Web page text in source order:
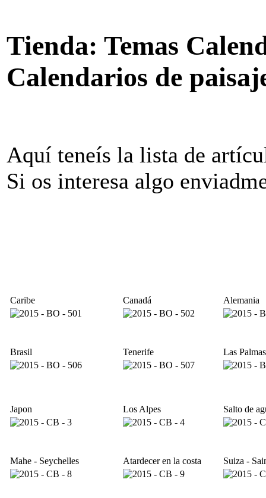
Tienda: Temas
Calendarios de
Aquí teneís la lista de
Si os interesa algo
Caribe Canadá Alemania
Brasil Tenerife Las Palmas
Japon Los Alpes Salto de
Mahe - Seychelles Atardecer en la costa Suiza -